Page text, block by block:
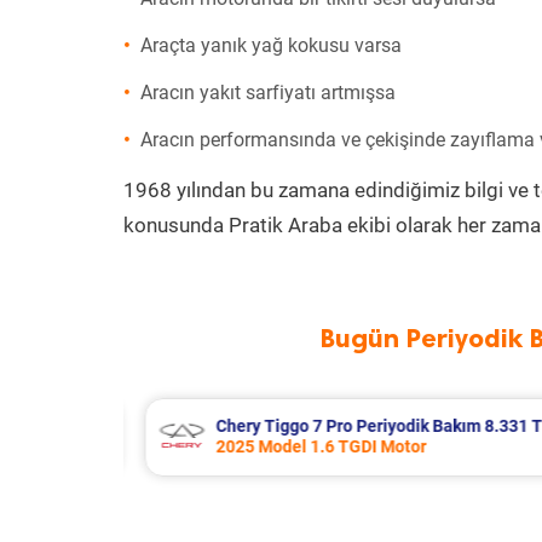
Araçta yanık yağ kokusu varsa
Aracın yakıt sarfiyatı artmışsa
Aracın performansında ve çekişinde zayıflama
1968 yılından bu zamana edindiğimiz bilgi ve
konusunda Pratik Araba ekibi olarak her zaman
Bugün Periyodik
Bmw 3 Serisi Periyodik Bakım 9.826
2012 Model 328i Motor